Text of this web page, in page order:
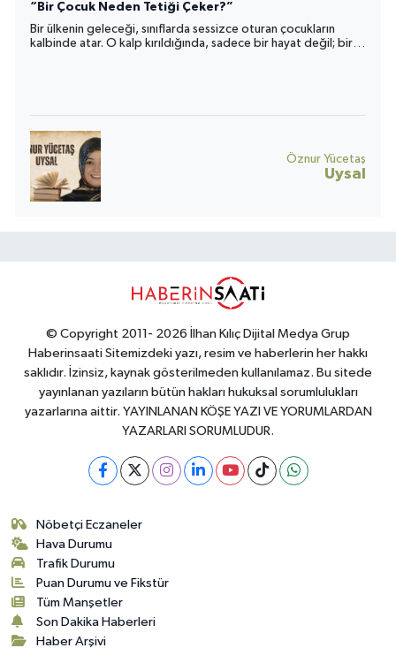
“Bir Çocuk Neden Tetiği Çeker?”
Bir ülkenin geleceği, sınıflarda sessizce oturan çocukların
kalbinde atar. O kalp kırıldığında, sadece bir hayat değil; bir
Öznur Yücetaş
Uysal
© Copyright 2011- 2026 İlhan Kılıç Dijital Medya Grup
Haberinsaati Sitemizdeki yazı, resim ve haberlerin her hakkı
saklıdır. İzinsiz, kaynak gösterilmeden kullanılamaz. Bu sitede
yayınlanan yazıların bütün hakları hukuksal sorumlulukları
yazarlarına aittir. YAYINLANAN KÖŞE YAZI VE YORUMLARDAN
YAZARLARI SORUMLUDUR.
Nöbetçi Eczaneler
Hava Durumu
Trafik Durumu
Puan Durumu ve Fikstür
Tüm Manşetler
Son Dakika Haberleri
Haber Arşivi